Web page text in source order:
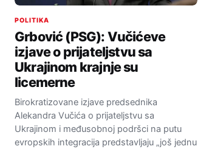
POLITIKA
Grbović (PSG): Vučićeve
izjave o prijateljstvu sa
Ukrajinom krajnje su
licemerne
Birokratizovane izjave predsednika
Alekandra Vučića o prijateljstvu sa
Ukrajinom i međusobnoj podršci na putu
evropskih integracija predstavljaju „još jednu